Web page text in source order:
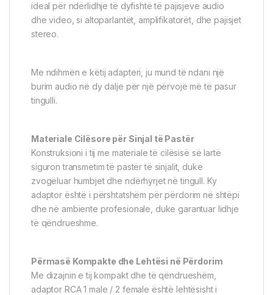
ideal për ndërlidhje të dyfishtë të pajisjeve audio
dhe video, si altoparlantët, amplifikatorët, dhe pajisjet
stereo.
Me ndihmën e këtij adapteri, ju mund të ndani një
burim audio në dy dalje për një përvojë më të pasur
tingulli.
Materiale Cilësore për Sinjal të Pastër
Konstruksioni i tij me materiale të cilësisë së lartë
siguron transmetim të pastër të sinjalit, duke
zvogëluar humbjet dhe ndërhyrjet në tingull. Ky
adaptor është i përshtatshëm për përdorim në shtëpi
dhe në ambiente profesionale, duke garantuar lidhje
të qëndrueshme.
Përmasë Kompakte dhe Lehtësi në Përdorim
Me dizajnin e tij kompakt dhe të qëndrueshëm,
adaptor RCA 1 male / 2 female është lehtësisht i